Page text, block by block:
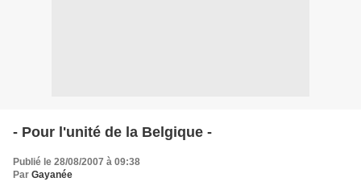
- Pour l'unité de la Belgique -
Publié le 28/08/2007 à 09:38
Par Gayanée